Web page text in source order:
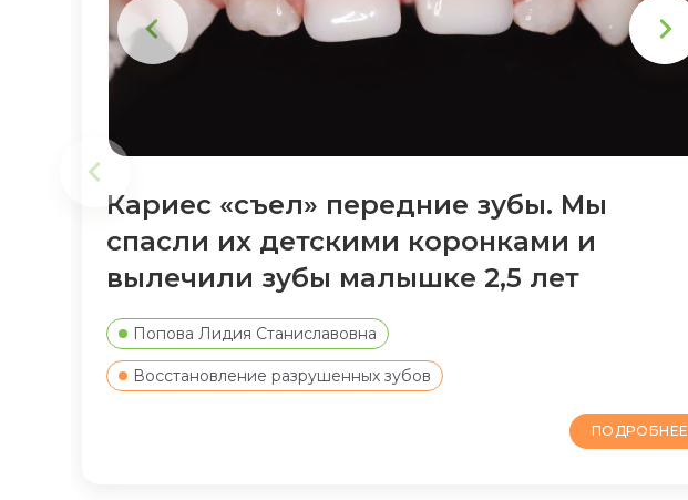
Кариес «съел» передние зубы. Мы
спасли их детскими коронками и
вылечили зубы малышке 2,5 лет
Попова Лидия Станиславовна
Восстановление разрушенных зубов
ПОДРОБНЕЕ